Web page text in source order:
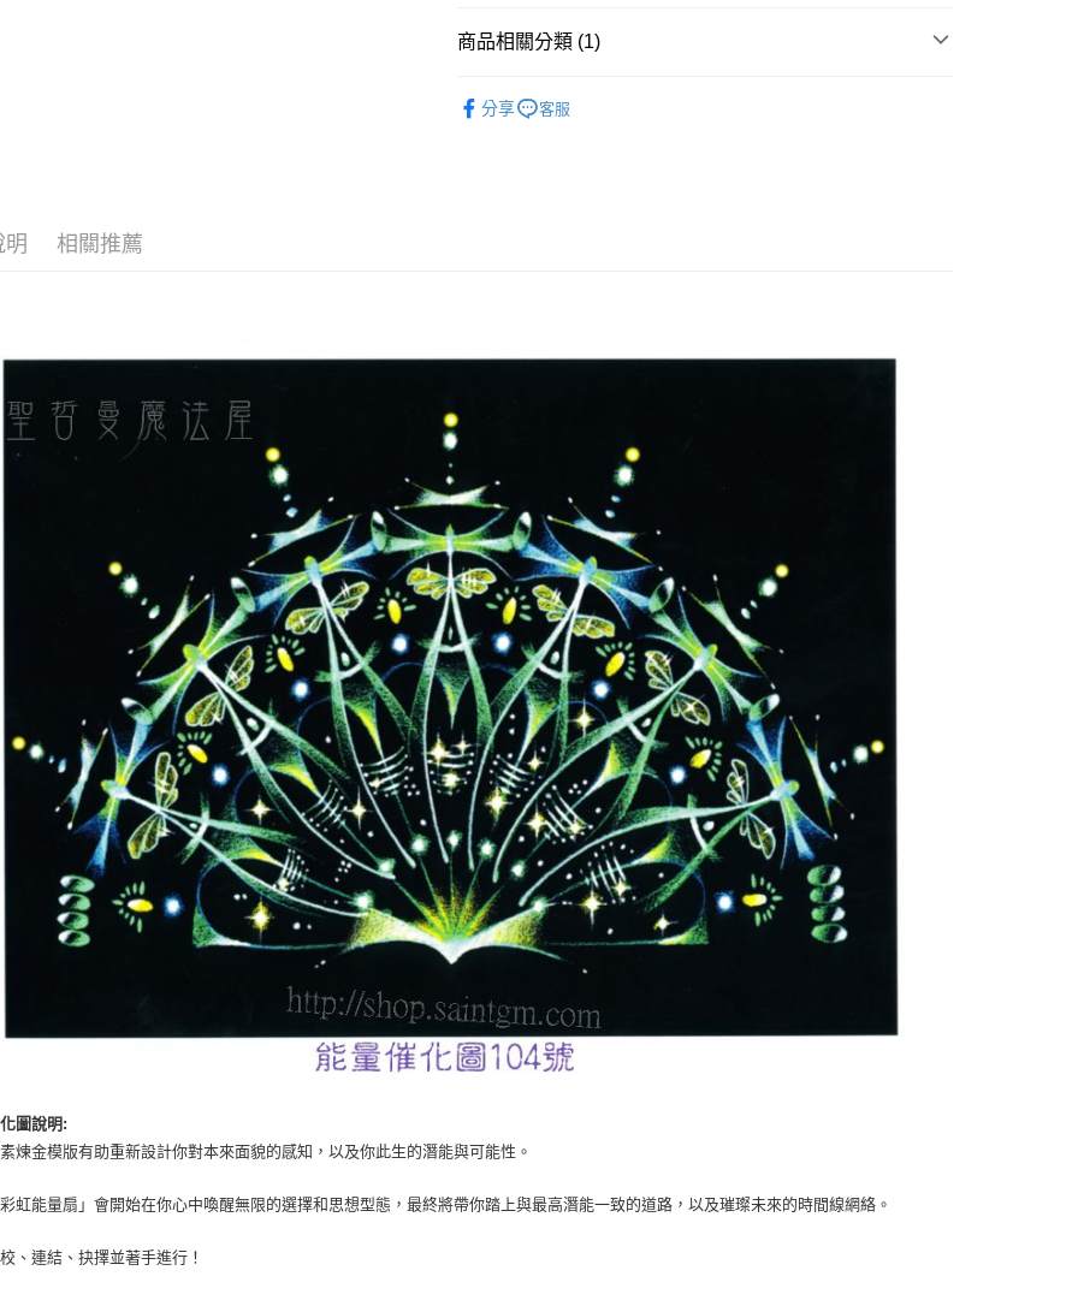
郵局幫你送（離島）
付款後門市自取
免運費
商品相關分類 (1)
分享
客服
明 相關推薦
圖說明:
煉金模版有助重新設計你對本來面貌的感知，以及你此生的潛能與可能性。
虹能量扇」會開始在你心中喚醒無限的選擇和思想型態，最終將帶你踏上與最高潛能一致的道路，以及璀璨未來的時間線網絡。
、連結、抉擇並著手進行！